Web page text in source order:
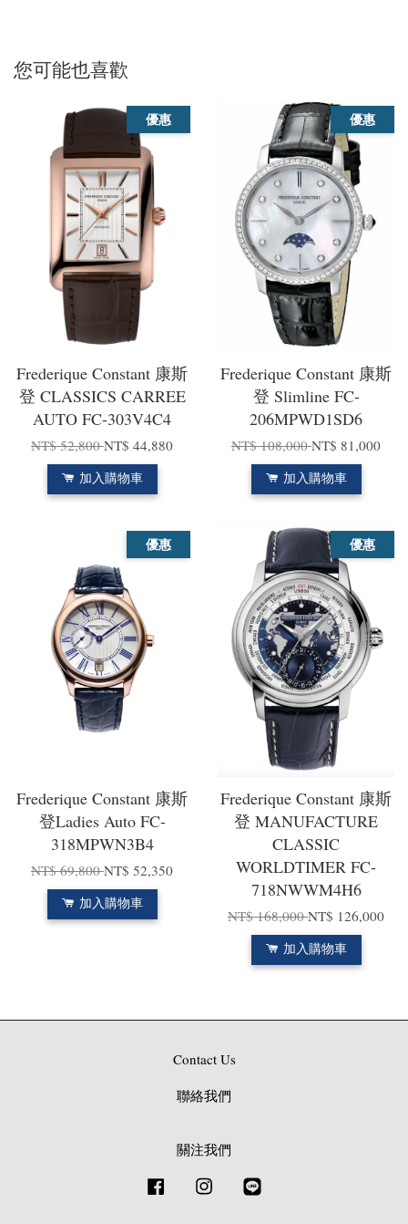
您可能也喜歡
優惠
Frederique Constant 康斯
登 CLASSICS CARREE
AUTO FC-303V4C4
NT$ 52,800NT$ 44,880
加入購物車
優惠
Frederique Constant 康斯
登 Slimline FC-
206MPWD1SD6
NT$ 108,000NT$ 81,000
加入購物車
優惠
Frederique Constant 康斯
登Ladies Auto FC-
318MPWN3B4
NT$ 69,800NT$ 52,350
加入購物車
優惠
Frederique Constant 康斯
登 MANUFACTURE
CLASSIC
WORLDTIMER FC-
718NWWM4H6
NT$ 168,000NT$ 126,000
加入購物車
Contact Us
聯絡我們
關注我們
Facebook Instagram